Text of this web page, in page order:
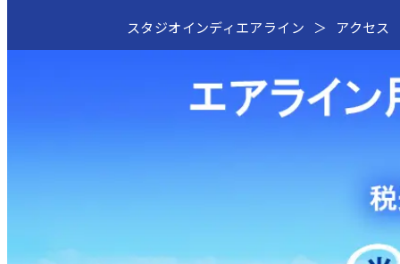
スタジオインディエアライン アクセス